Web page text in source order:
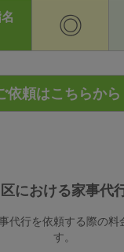
◎
における家事代
代行を依頼する際の料
す。